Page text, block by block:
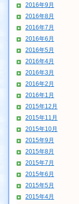
2016年9月
2016年8月
2016年7月
2016年6月
2016年5月
2016年4月
2016年3月
2016年2月
2016年1月
2015年12月
2015年11月
2015年10月
2015年9月
2015年8月
2015年7月
2015年6月
2015年5月
2015年4月